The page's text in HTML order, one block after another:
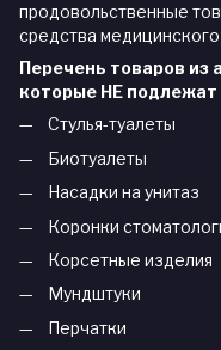
продовольственные
средства
Перечень товаров из
которые НЕ подлежат
Стулья-туалеты
Биотуалеты
Насадки на унитаз
Коронки
Корсетные изделия
Мундштуки
Перчатки